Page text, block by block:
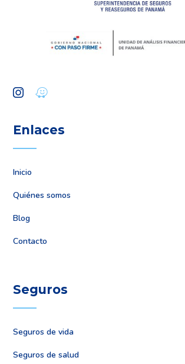
Enlaces
Inicio
Quiénes somos
Blog
Contacto
Seguros
Seguros de vida
Seguros de salud